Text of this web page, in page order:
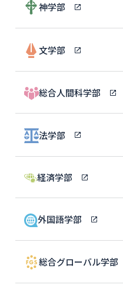
神学部
文学部
総合人間科学部
法学部
経済学部
外国語学部
総合グローバル学部